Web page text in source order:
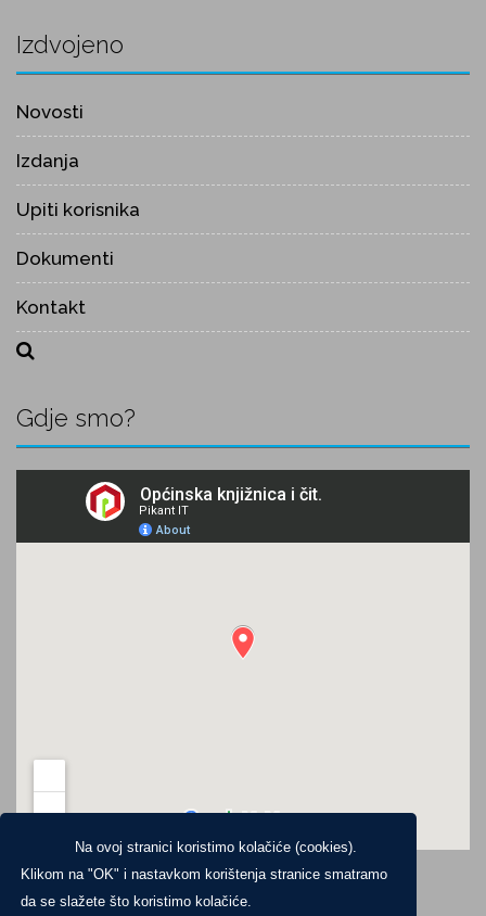
Na ovoj stranici koristimo kolačiće (cookies).
Klikom na "OK" i nastavkom korištenja stranice smatramo
da se slažete što koristimo kolačiće.
Izdvojeno
Novosti
Izdanja
Upiti korisnika
Dokumenti
Kontakt
Gdje smo?